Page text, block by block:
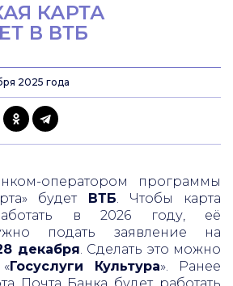
КАРТА
В ВТБ
2025 года
оператором программы
будет ВТБ. Чтобы карта
в 2026 году, её
подать заявление на
декабря. Сделать это можно
Госуслуги Культура». Ранее